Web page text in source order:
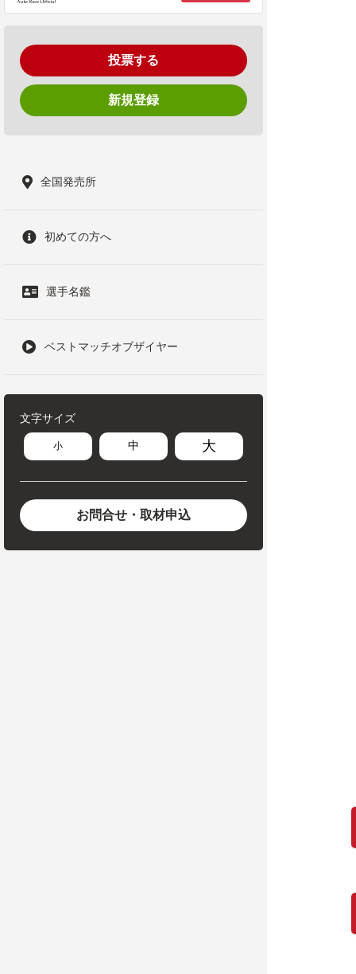
投票する
新規登録
全国発売所
初めての方へ
選手名鑑
ベストマッチオブザイヤー
文字サイズ
小 中 大
お問合せ・取材申込